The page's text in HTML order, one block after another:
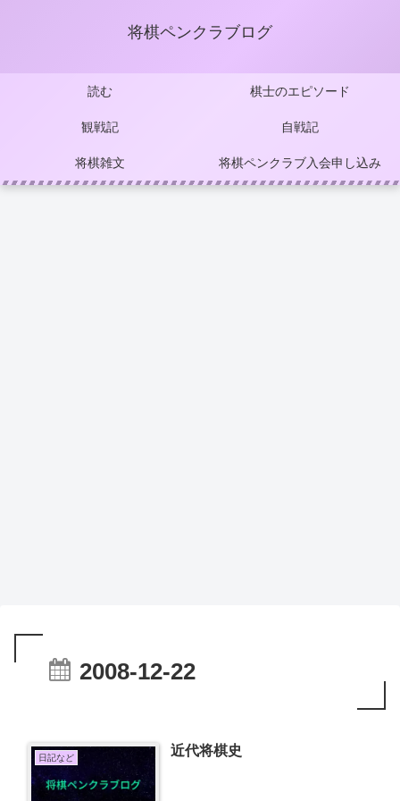
将棋ペンクラブログ
読む 棋士のエピソード
観戦記 自戦記
将棋雑文 将棋ペンクラブ入会申し込み
2008-12-22
日記など 近代将棋史